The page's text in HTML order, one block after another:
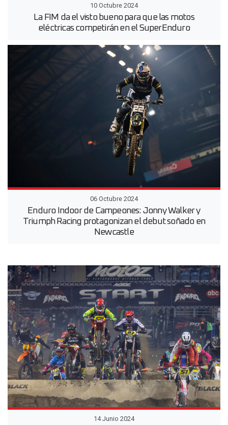
10 Octubre 2024
La FIM da el visto bueno para que las motos
eléctricas competirán en el SuperEnduro
06 Octubre 2024
Enduro Indoor de Campeones: Jonny Walker y
Triumph Racing protagonizan el debut soñado en
Newcastle
14 Junio 2024